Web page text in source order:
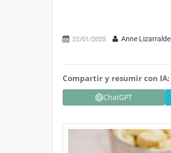
22/01/2025 Anne Lizarralde
Compartir y resumir con IA:
ChatGPT